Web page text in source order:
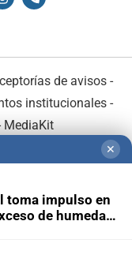
de avisos -
institucionales-
MediaKit
✕
toma impulso en
de humedad